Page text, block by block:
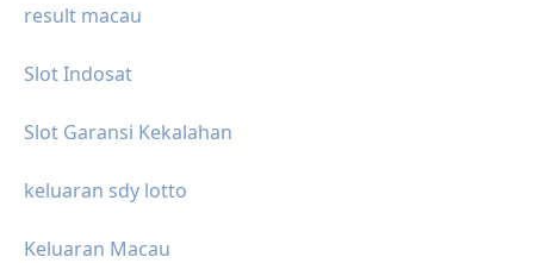
result macau
Slot Indosat
Slot Garansi Kekalahan
keluaran sdy lotto
Keluaran Macau